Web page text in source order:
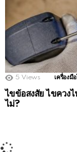
5 Views เครื่องมื
ไขข้อสงสัย ไขควง
ไม่?